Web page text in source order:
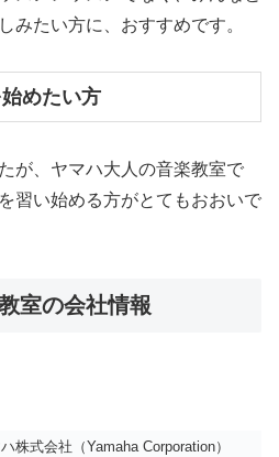
みたい方に、おすすめです。
めたい方
が、ヤマハ大人の音楽教室で
習い始める方がとてもおおいで
室の会社情報
株式会社（Yamaha Corporation）